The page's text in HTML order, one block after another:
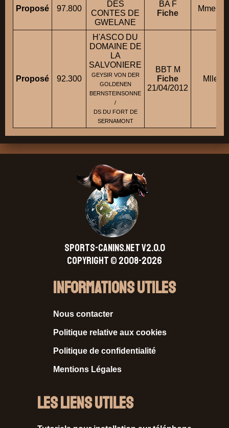
Proposé 97.800
DES
CONTES DE
GWELANE
BA F
Fiche
Mme
Proposé 92.300
H'ASCO DU
DOMAINE DE
LA
SALVONIERE
GEYSIR VON DER
GOLDENEN
BERNSTEINSONNE
/
DS DU FORT DE
SERNAMONT
BBT M
Fiche
21/04/2012
Mlle
SPORTS-CANINS.NET V2.0.0
Copyright © 2008-2026
Informations Utiles
Nous contacter
Politique relative aux cookies
Politique de confidentialité
Mentions Légales
Les liens utiles